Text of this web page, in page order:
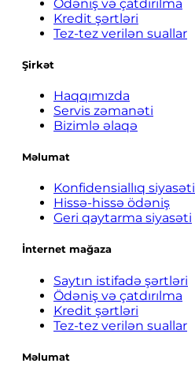
Ödəniş və çatdırılma
Kredit şərtləri
Tez-tez verilən suallar
Şirkət
Haqqımızda
Servis zəmanəti
Bizimlə əlaqə
Məlumat
Konfidensiallıq siyasəti
Hissə-hissə ödəniş
Geri qaytarma siyasəti
İnternet mağaza
Saytın istifadə şərtləri
Ödəniş və çatdırılma
Kredit şərtləri
Tez-tez verilən suallar
Məlumat